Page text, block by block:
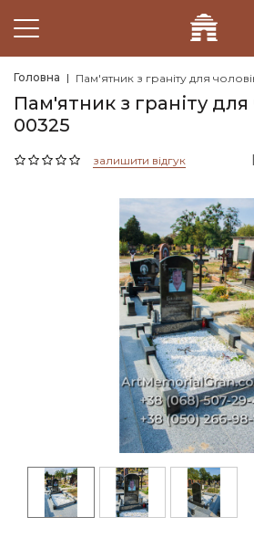
Головна Пам'ятник з граніту для
Пам'ятник з граніту для
00325
залишити відгук